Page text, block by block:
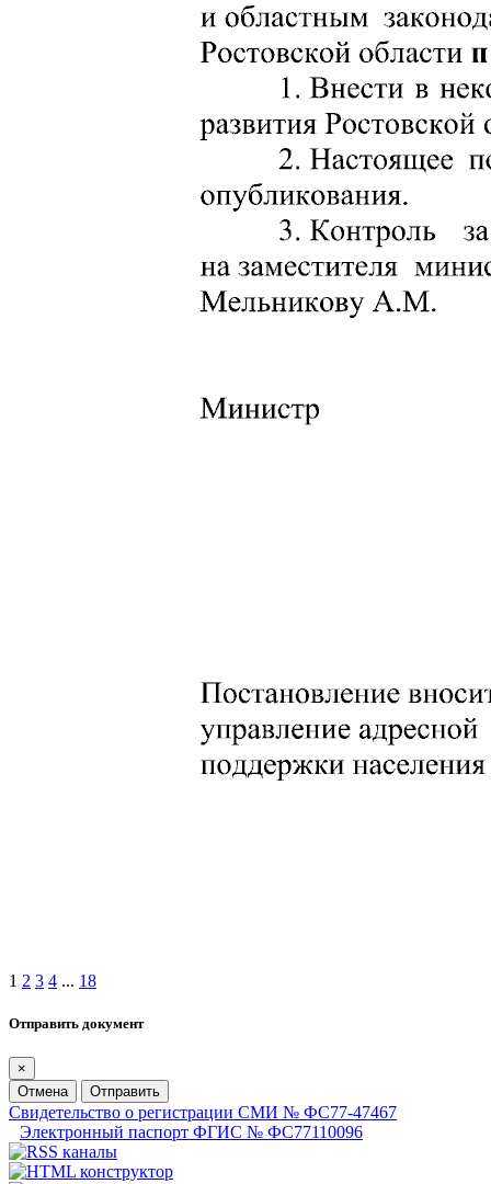
1 2 3 4 ... 18
Отправить документ
×
Отмена
Отправить
Свидетельство о регистрации СМИ № ФС77-47467
Электронный паспорт ФГИС № ФС77110096